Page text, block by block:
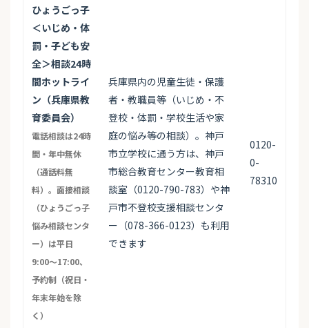
ひょうごっ子
＜いじめ・体
罰・子ども安
全＞相談24時
間ホットライ
ン（兵庫県教
育委員会）
電話相談は24時
間・年中無休
（通話料無
料）。面接相談
（ひょうごっ子
悩み相談センタ
ー）は平日
9:00〜17:00、
予約制（祝日・
年末年始を除
く）
兵庫県内の児童生徒・保護
者・教職員等（いじめ・不
登校・体罰・学校生活や家
庭の悩み等の相談）。神戸
市立学校に通う方は、神戸
市総合教育センター教育相
談室（0120-790-783）や神
戸市不登校支援相談センタ
ー（078-366-0123）も利用
できます
0120-
0-
78310